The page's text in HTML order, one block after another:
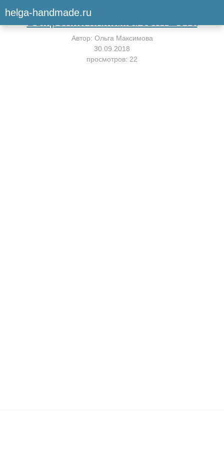
helga-handmade.ruВернуться к мастер-классу
Выкройка пижамы/свитшота
Автор: Ольга Максимова
30.09.2018
просмотров: 22